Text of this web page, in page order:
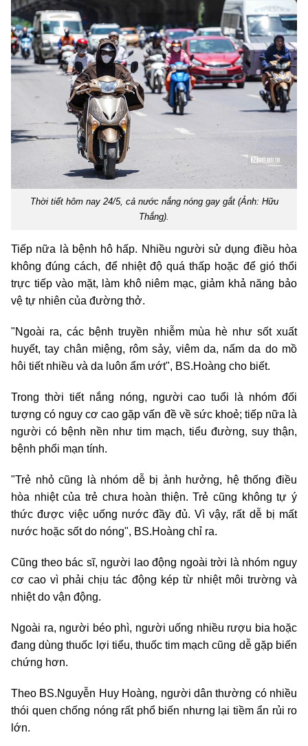
Thời tiết hôm nay 24/5, cả nước nắng nóng gay gắt (Ảnh: Hữu
Thắng).
Tiếp nữa là bệnh hô hấp. Nhiều người sử dụng điều hòa
không đúng cách, để nhiệt độ quá thấp hoặc để gió thổi
trực tiếp vào mặt, làm khô niêm mạc, giảm khả năng bảo
vệ tự nhiên của đường thở.
"Ngoài ra, các bệnh truyền nhiễm mùa hè như sốt xuất
huyết, tay chân miệng, rôm sảy, viêm da, nấm da do mồ
hôi tiết nhiều và da luôn ẩm ướt", BS.Hoàng cho biết.
Trong thời tiết nắng nóng, người cao tuổi là nhóm đối
tượng có nguy cơ cao gặp vấn đề về sức khoẻ; tiếp nữa là
người có bệnh nền như tim mạch, tiểu đường, suy thận,
bệnh phổi mạn tính.
"Trẻ nhỏ cũng là nhóm dễ bị ảnh hưởng, hệ thống điều
hòa nhiệt của trẻ chưa hoàn thiện. Trẻ cũng không tự ý
thức được việc uống nước đầy đủ. Vì vậy, rất dễ bị mất
nước hoặc sốt do nóng", BS.Hoàng chỉ ra.
Cũng theo bác sĩ, người lao động ngoài trời là nhóm nguy
cơ cao vì phải chịu tác động kép từ nhiệt môi trường và
nhiệt do vận động.
Ngoài ra, người béo phì, người uống nhiều rượu bia hoặc
đang dùng thuốc lợi tiểu, thuốc tim mạch cũng dễ gặp biến
chứng hơn.
Theo BS.Nguyễn Huy Hoàng, người dân thường có nhiều
thói quen chống nóng rất phổ biến nhưng lại tiềm ẩn rủi ro
lớn.